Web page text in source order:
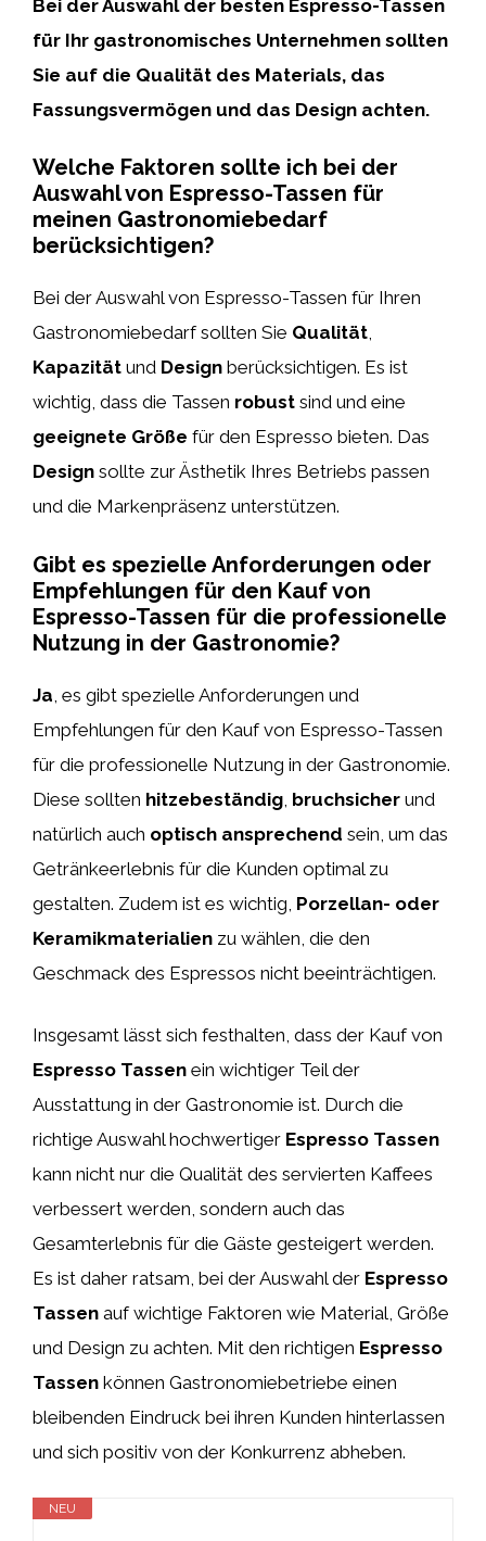
Bei der Auswahl der besten Espresso-Tassen
für Ihr gastronomisches Unternehmen sollten
Sie auf die Qualität des Materials, das
Fassungsvermögen und das Design achten.
Welche Faktoren sollte ich bei der
Auswahl von Espresso-Tassen für
meinen Gastronomiebedarf
berücksichtigen?
Bei der Auswahl von Espresso-Tassen für Ihren
Gastronomiebedarf sollten Sie Qualität,
Kapazität und Design berücksichtigen. Es ist
wichtig, dass die Tassen robust sind und eine
geeignete Größe für den Espresso bieten. Das
Design sollte zur Ästhetik Ihres Betriebs passen
und die Markenpräsenz unterstützen.
Gibt es spezielle Anforderungen oder
Empfehlungen für den Kauf von
Espresso-Tassen für die professionelle
Nutzung in der Gastronomie?
Ja , es gibt spezielle Anforderungen und
Empfehlungen für den Kauf von Espresso-Tassen
für die professionelle Nutzung in der Gastronomie.
Diese sollten hitzebeständig bruchsicher und
natürlich auch optisch ansprechend sein, um das
Getränkeerlebnis für die Kunden optimal zu
gestalten. Zudem ist es wichtig, Porzellan- oder
Keramikmaterialien zu wählen, die den
Geschmack des Espressos nicht beeinträchtigen.
Insgesamt lässt sich festhalten, dass der Kauf von
Espresso Tassen ein wichtiger Teil der
Ausstattung in der Gastronomie ist. Durch die
richtige Auswahl hochwertiger Espresso Tassen
kann nicht nur die Qualität des servierten Kaffees
verbessert werden, sondern auch das
Gesamterlebnis für die Gäste gesteigert werden.
Es ist daher ratsam, bei der Auswahl der Espresso
Tassen auf wichtige Faktoren wie Material, Größe
und Design zu achten. Mit den richtigen Espresso
Tassen können Gastronomiebetriebe einen
bleibenden Eindruck bei ihren Kunden hinterlassen
und sich positiv von der Konkurrenz abheben.
NEU